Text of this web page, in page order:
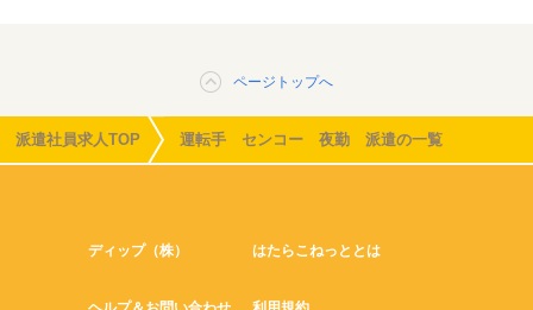
ページトップへ
派遣社員求人TOP 運転手 センコー 夜勤 派遣の一覧
ディップ（株） はたらこねっととは